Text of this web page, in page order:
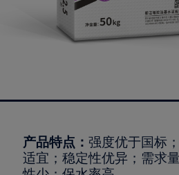
产品特点：强度优于国标
适宜；稳定性优异；需求